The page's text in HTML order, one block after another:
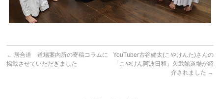
← 居合道 道場案内所の寄稿コラムに
掲載させていただきました
YouTuber古谷健太(こやけんた)さんの
「こやけん阿波日和」久武館道場が紹
介されました →